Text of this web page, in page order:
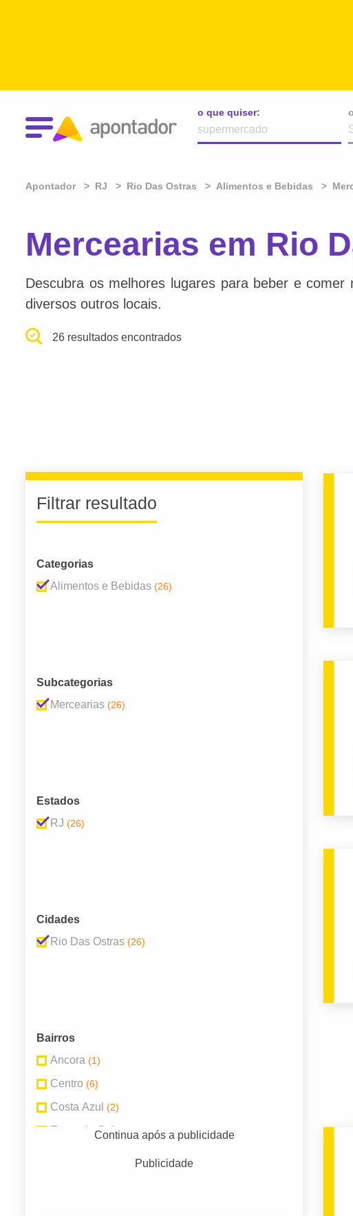
o que quiser:
Apontador RJ Rio Das Ostras Alimentos e Bebidas
Mercearias em Rio
Descubra os melhores lugares para beber e
diversos outros locais.
26 resultados encontrados
Filtrar resultado
Categorias
Alimentos e Bebidas (26)
Subcategorias
Mercearias (26)
Estados
RJ (26)
Cidades
Rio Das Ostras (26)
Bairros
Ancora (1)
Centro (6)
Costa Azul (2)
Enseada Gaivotas (1)
Continua após a publicidade
Publicidade